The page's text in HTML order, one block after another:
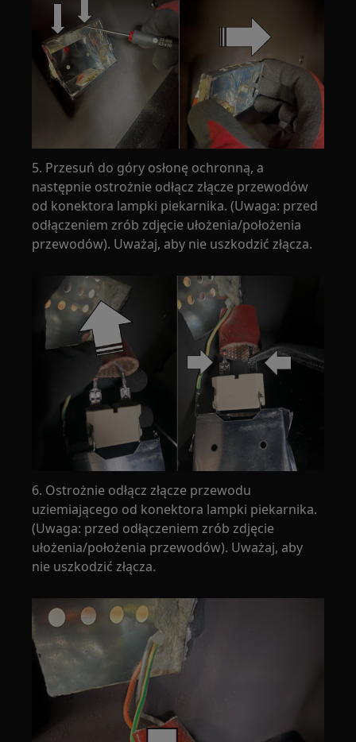
5. Przesuń do góry osłonę ochronną, a
następnie ostrożnie odłącz złącze przewodów
od konektora lampki piekarnika. (Uwaga: przed
odłączeniem zrób zdjęcie ułożenia/położenia
przewodów). Uważaj, aby nie uszkodzić złącza.
6. Ostrożnie odłącz złącze przewodu
uziemiającego od konektora lampki piekarnika.
(Uwaga: przed odłączeniem zrób zdjęcie
ułożenia/położenia przewodów). Uważaj, aby
nie uszkodzić złącza.